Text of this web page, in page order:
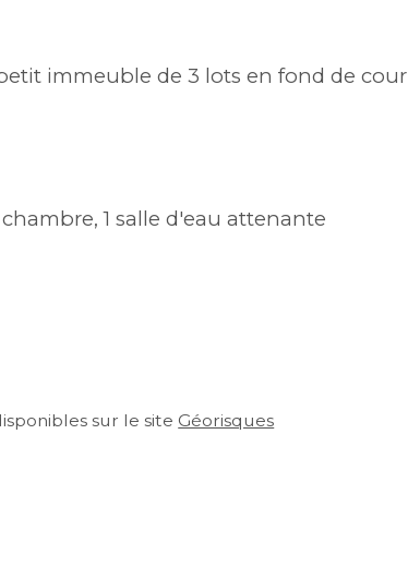
immeuble de 3 lots en fond de cour
1 salle d'eau attenante
sur le site Géorisques